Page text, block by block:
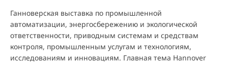
Ганноверская выставка по промышленной
автоматизации, энергосбережению и экологической
ответственности, приводным системам и средствам
контроля, промышленным услугам и технологиям,
исследованиям и инновациям. Главная тема Hannover